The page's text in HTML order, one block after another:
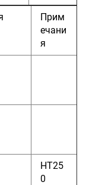
Прим
ечани
я
HT25
0